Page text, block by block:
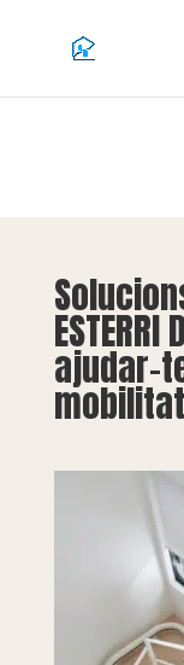
ESTERRI
ajudar-